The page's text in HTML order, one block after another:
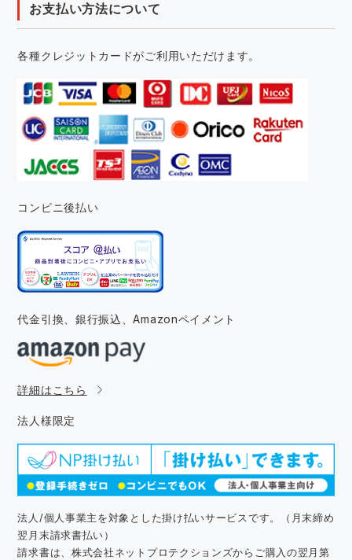
お支払い方法について
各種クレジットカードがご利用いただけます。
コンビニ後払い
代金引換、銀行振込、Amazonペイメント
詳細はこちら
法人様限定
法人/個人事業主を対象とした掛け払いサービスです。（月末締め
翌月末請求書払い）
請求書は、株式会社ネットプロテクションズからご購入の翌月第